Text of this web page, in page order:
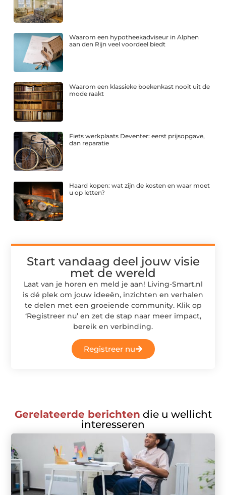
Waarom een hypotheekadviseur in Alphen
aan den Rijn veel voordeel biedt
Waarom een klassieke boekenkast nooit uit de
mode raakt
Fiets werkplaats Deventer: eerst prijsopgave,
dan reparatie
Haard kopen: wat zijn de kosten en waar moet
u op letten?
Start vandaag deel jouw visie
met de wereld
Laat van je horen en meld je aan! Living-Smart.nl
is dé plek om jouw ideeën, inzichten en verhalen
te delen met een groeiende community. Klik op
‘Registreer nu’ en zet de stap naar meer impact,
bereik en verbinding.
Registreer nu
Gerelateerde berichten die u wellicht
interesseren